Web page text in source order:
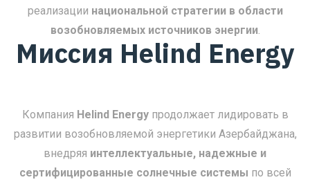
реализации национальной стратегии в области
возобновляемых источников энергии.
Миссия Helind Energy
Компания Helind Energyпродолжает лидировать в
развитии возобновляемой энергетики Азербайджана,
внедряя интеллектуальные, надежные и
сертифицированные солнечные системы по всей